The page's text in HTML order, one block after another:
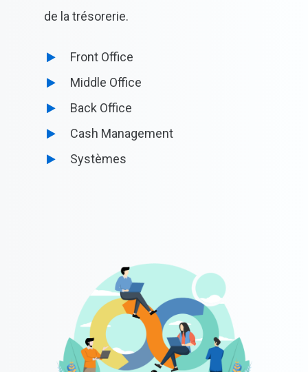
de la trésorerie.
Front Office
Middle Office
Back Office
Cash Management
Systèmes